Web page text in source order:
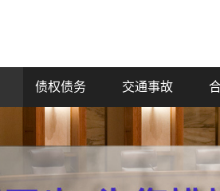
债权债务 交通事故